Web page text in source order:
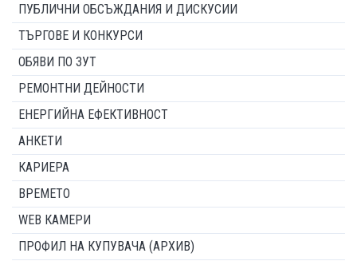
ПУБЛИЧНИ ОБСЪЖДАНИЯ И ДИСКУСИИ
ТЪРГОВЕ И КОНКУРСИ
ОБЯВИ ПО ЗУТ
РЕМОНТНИ ДЕЙНОСТИ
ЕНЕРГИЙНА ЕФЕКТИВНОСТ
АНКЕТИ
КАРИЕРА
ВРЕМЕТО
WEB КАМЕРИ
ПРОФИЛ НА КУПУВАЧА (АРХИВ)